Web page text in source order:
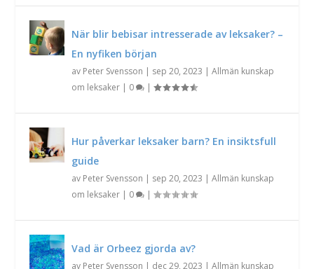
När blir bebisar intresserade av leksaker? –
En nyfiken början
av Peter Svensson | sep 20, 2023 |Allmän kunskap
om leksaker | 0 |
Hur påverkar leksaker barn? En insiktsfull
guide
av Peter Svensson | sep 20, 2023 |Allmän kunskap
om leksaker | 0 |
Vad är Orbeez gjorda av?
av Peter Svensson | dec 29, 2023 |Allmän kunskap